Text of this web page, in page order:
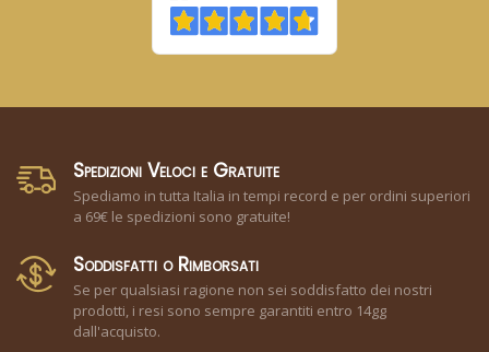
Spedizioni Veloci e Gratuite
Spediamo in tutta Italia in tempi record e per ordini superiori
a 69€ le spedizioni sono gratuite!
Soddisfatti o Rimborsati
Se per qualsiasi ragione non sei soddisfatto dei nostri
prodotti, i resi sono sempre garantiti entro 14gg
dall'acquisto.